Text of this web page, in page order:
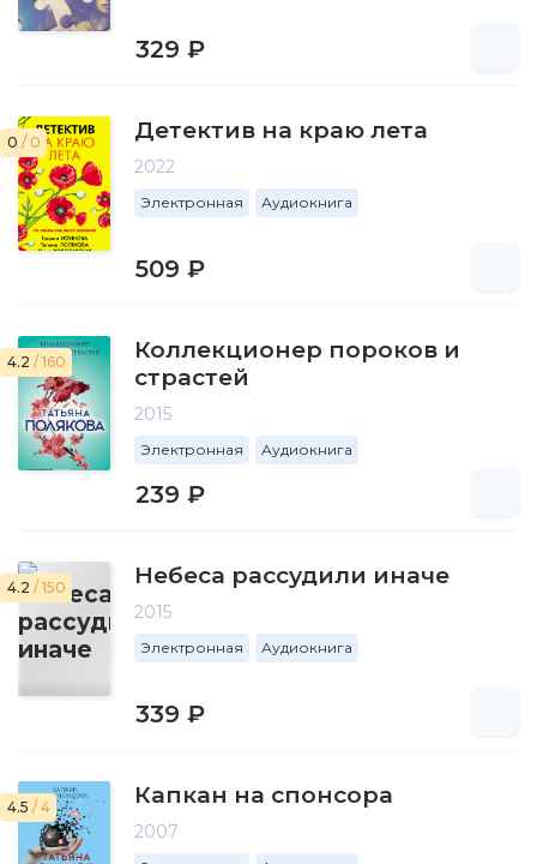
329 ₽
0 / 0 Детектив на краю лета
2022
Электронная Аудиокнига
509 ₽
4.2 / 160
Коллекционер пороков и
страстей
2015
Электронная Аудиокнига
239 ₽
4.2 / 150 Небеса рассудили иначе
2015
Электронная Аудиокнига
339 ₽
4.5 / 4 Капкан на спонсора
2007